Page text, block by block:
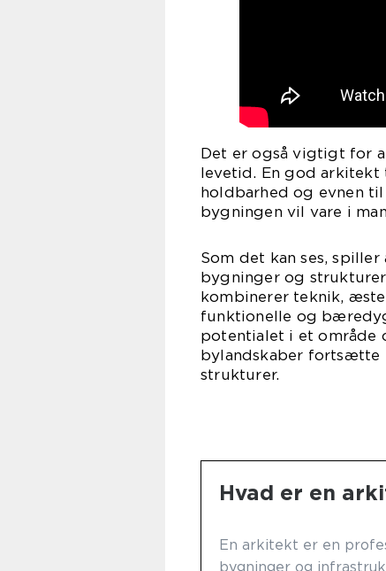
Det er også vigtigt for
levetid. En god arkitekt
holdbarhed og evnen
bygningen vil vare i
Som det kan ses,
bygninger og
kombinerer teknik,
funktionelle og
potentialet i et
bylandskaber fortsætte
strukturer.
Hvad er en
En arkitekt er en
bygninger og